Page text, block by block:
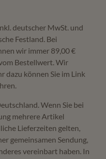
deutscher MwSt. und
Festland. Bei
wir immer 89,00 €
Bestellwert. Wir
dazu können Sie im Link
Wenn Sie bei
mehrere Artikel
Lieferzeiten gelten,
gemeinsamen Sendung,
vereinbart haben. In